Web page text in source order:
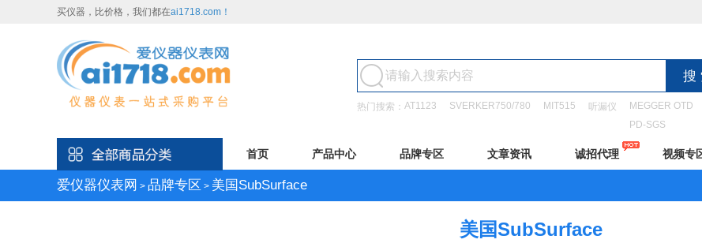
买仪器，比价格，我们都在ai1718.com！
热门搜索： AT1123 SVERKER750/780 MIT515 听漏仪
MEGGER OTD
PD-SGS
首页 产品中心 品牌专区 文章资讯 诚招代理 视频专
爱仪器仪表网 > 品牌专区 > 美国SubSurface
美国SubSurface